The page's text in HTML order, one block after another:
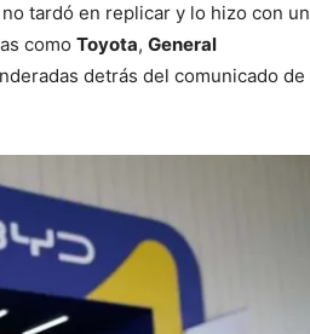
tardó en replicar y lo hizo con un
como Toyota, General
detrás del comunicado de